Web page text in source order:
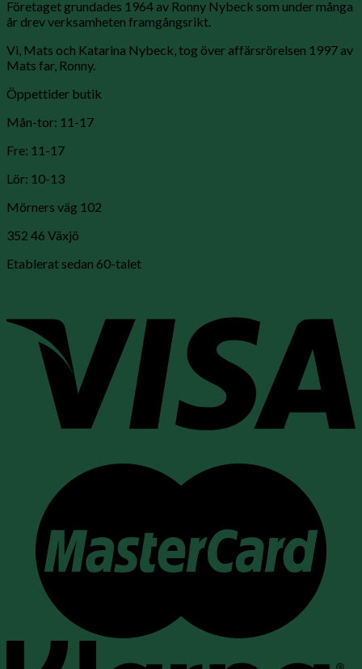
Företaget grundades 1964 av Ronny Nybeck som under många
år drev verksamheten framgångsrikt.
Vi, Mats och Katarina Nybeck, tog över affärsrörelsen 1997 av
Mats far, Ronny.
Öppettider butik
Mån-tor: 11-17
Fre: 11-17
Lör: 10-13
Mörners väg 102
352 46 Växjö
Etablerat sedan 60-talet